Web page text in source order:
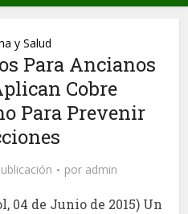
y Salud
Para Ancianos
Cobre
Para Prevenir
por admin
04 de Junio de 2015) Un